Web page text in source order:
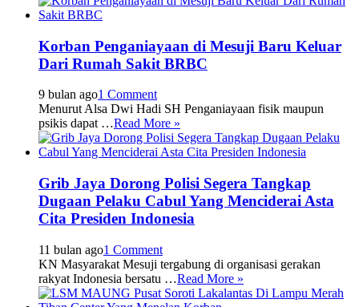
Korban Penganiayaan di Mesuji Baru Keluar
Dari Rumah Sakit BRBC
9 bulan ago1 Comment
Menurut Alsa Dwi Hadi SH Penganiayaan fisik maupun
psikis dapat …Read More »
Grib Jaya Dorong Polisi Segera Tangkap
Dugaan Pelaku Cabul Yang Menciderai Asta
Cita Presiden Indonesia
11 bulan ago1 Comment
KN Masyarakat Mesuji tergabung di organisasi gerakan
rakyat Indonesia bersatu …Read More »